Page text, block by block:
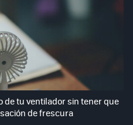
de tu ventilador sin tener que
de frescura